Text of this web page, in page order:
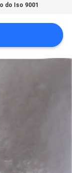
do Iso 9001